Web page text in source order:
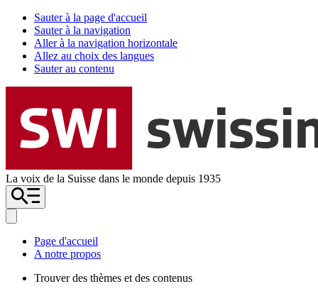
Sauter à la page d'accueil
Sauter à la navigation
Aller à la navigation horizontale
Allez au choix des langues
Sauter au contenu
La voix de la Suisse dans le monde depuis 1935
Page d'accueil
A notre propos
Trouver des thèmes et des contenus